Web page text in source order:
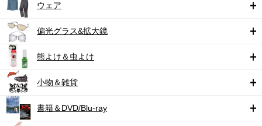
ウェア
偏光グラス&拡大鏡
熊よけ＆虫よけ
小物＆雑貨
書籍＆DVD/Blu-ray